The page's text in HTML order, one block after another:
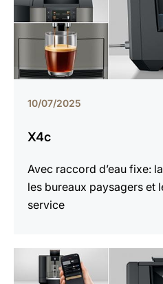
10/07/2025
X4c
Avec raccord d’eau fixe:
les bureaux paysagers et
service